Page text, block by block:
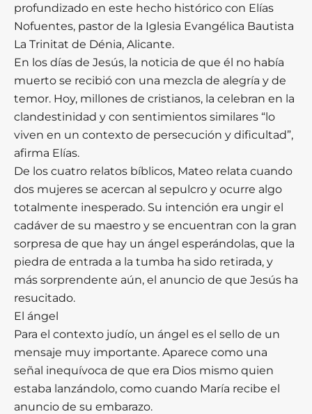
profundizado en este hecho histórico con Elías
Nofuentes, pastor de la Iglesia Evangélica Bautista
La Trinitat de Dénia, Alicante.
En los días de Jesús, la noticia de que él no había
muerto se recibió con una mezcla de alegría y de
temor. Hoy, millones de cristianos, la celebran en la
clandestinidad y con sentimientos similares “lo
viven en un contexto de persecución y dificultad”,
afirma Elías.
De los cuatro relatos bíblicos, Mateo relata cuando
dos mujeres se acercan al sepulcro y ocurre algo
totalmente inesperado. Su intención era ungir el
cadáver de su maestro y se encuentran con la gran
sorpresa de que hay un ángel esperándolas, que la
piedra de entrada a la tumba ha sido retirada, y
más sorprendente aún, el anuncio de que Jesús ha
resucitado.
El ángel
Para el contexto judío, un ángel es el sello de un
mensaje muy importante. Aparece como una
señal inequívoca de que era Dios mismo quien
estaba lanzándolo, como cuando María recibe el
anuncio de su embarazo.